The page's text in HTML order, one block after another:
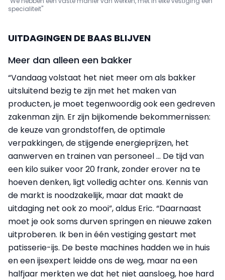
specialiteit"
UITDAGINGEN DE BAAS BLIJVEN
Meer dan alleen een bakker
“Vandaag volstaat het niet meer om als bakker
uitsluitend bezig te zijn met het maken van
producten, je moet tegenwoordig ook een gedreven
zakenman zijn. Er zijn bijkomende bekommernissen:
de keuze van grondstoffen, de optimale
verpakkingen, de stijgende energieprijzen, het
aanwerven en trainen van personeel … De tijd van
een kilo suiker voor 20 frank, zonder erover na te
hoeven denken, ligt volledig achter ons. Kennis van
de markt is noodzakelijk, maar dat maakt de
uitdaging net ook zo mooi”, aldus Eric. “Daarnaast
moet je ook soms durven springen en nieuwe zaken
uitproberen. Ik ben in één vestiging gestart met
patisserie-ijs. De beste machines hadden we in huis
en een ijsexpert leidde ons de weg, maar na een
halfjaar merkten we dat het niet aansloeg, hoe hard